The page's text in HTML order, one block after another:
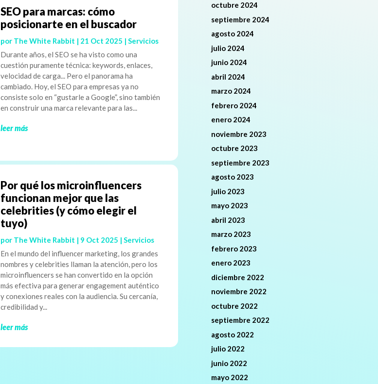
SEO para marcas: cómo
posicionarte en el buscador
por The White Rabbit | 21 Oct 2025 | Servicios
Durante años, el SEO se ha visto como una
cuestión puramente técnica: keywords, enlaces,
velocidad de carga... Pero el panorama ha
cambiado. Hoy, el SEO para empresas ya no
consiste solo en “gustarle a Google”, sino también
en construir una marca relevante para las...
leer más
Por qué los microinfluencers
funcionan mejor que las
celebrities (y cómo elegir el
tuyo)
por The White Rabbit | 9 Oct 2025 | Servicios
En el mundo del influencer marketing, los grandes
nombres y celebrities llaman la atención, pero los
microinfluencers se han convertido en la opción
más efectiva para generar engagement auténtico
y conexiones reales con la audiencia. Su cercanía,
credibilidad y...
leer más
octubre 2024
septiembre 2024
agosto 2024
julio 2024
junio 2024
abril 2024
marzo 2024
febrero 2024
enero 2024
noviembre 2023
octubre 2023
septiembre 2023
agosto 2023
julio 2023
mayo 2023
abril 2023
marzo 2023
febrero 2023
enero 2023
diciembre 2022
noviembre 2022
octubre 2022
septiembre 2022
agosto 2022
julio 2022
junio 2022
mayo 2022